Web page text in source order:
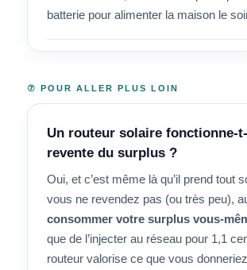
batterie pour alimenter la maison le
⑦ POUR ALLER PLUS LOIN
Un routeur solaire fonctionne-
revente du surplus ?
Oui, et c’est même là qu’il prend tout
vous ne revendez pas (ou très peu),
consommer votre surplus vous-
que de l’injecter au réseau pour 1,1
routeur valorise ce que vous